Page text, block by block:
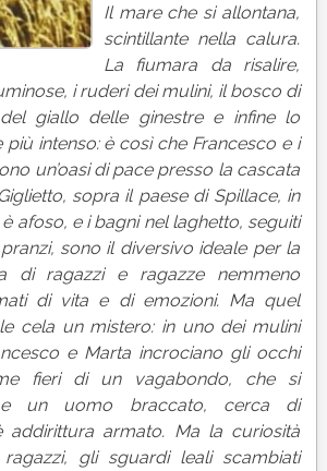
Il mare che si allontana,
scintillante nella calura.
La fiumara da risalire,
i ruderi dei mulini, il bosco di
giallo delle ginestre e infine lo
intenso: è così che Francesco e i
un’oasi di pace presso la cascata
sopra il paese di Spillace, in
afoso, e i bagni nel laghetto, seguiti
sono il diversivo ideale per la
di ragazzi e ragazze nemmeno
di vita e di emozioni. Ma quel
cela un mistero: in uno dei mulini
e Marta incrociano gli occhi
fieri di un vagabondo, che si
un uomo braccato, cerca di
addirittura armato. Ma la curiosità
gli sguardi leali scambiati